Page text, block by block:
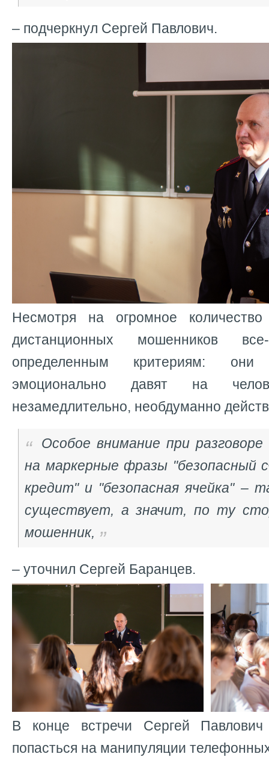
– подчеркнул Сергей Павлович.
Несмотря на огромное количество
дистанционных мошенников
определенным критериям: они
эмоционально давят на
незамедлительно, необдуманно
Особое внимание при
на маркерные фразы "безопасный
кредит" и "безопасная ячейка" –
существует, а значит, по ту
мошенник,
– уточнил Сергей Баранцев.
В конце встречи Сергей
попасться на манипуляции